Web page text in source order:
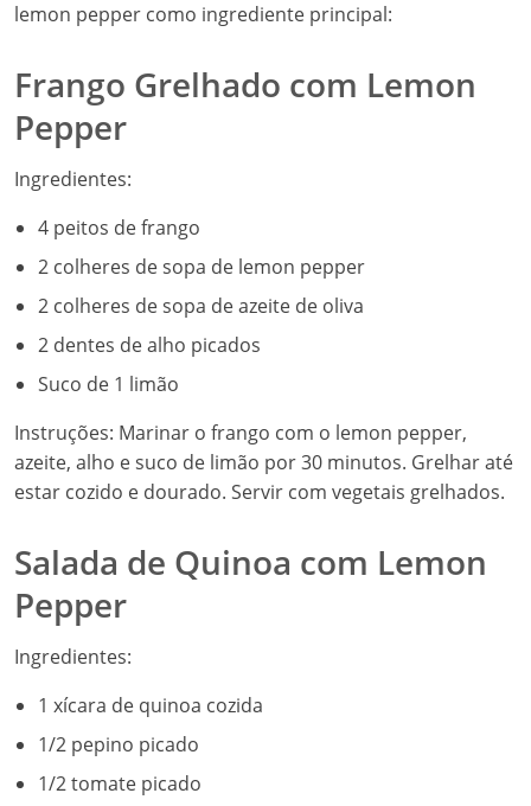
lemon pepper como ingrediente principal:
Frango Grelhado com Lemon
Pepper
Ingredientes:
4 peitos de frango
2 colheres de sopa de lemon pepper
2 colheres de sopa de azeite de oliva
2 dentes de alho picados
Suco de 1 limão
Instruções: Marinar o frango com o lemon pepper,
azeite, alho e suco de limão por 30 minutos. Grelhar até
estar cozido e dourado. Servir com vegetais grelhados.
Salada de Quinoa com Lemon
Pepper
Ingredientes:
1 xícara de quinoa cozida
1/2 pepino picado
1/2 tomate picado